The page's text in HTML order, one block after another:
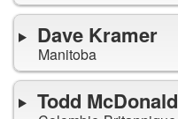
Dave Kramer
Manitoba
Todd McDonald